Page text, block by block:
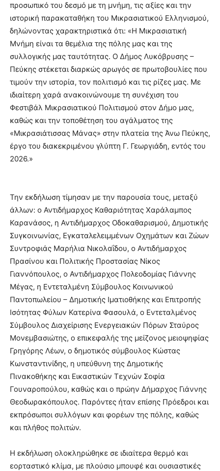
προσωπικό του δεσμό με τη μνήμη, τις αξίες και την
ιστορική παρακαταθήκη του Μικρασιατικού Ελληνισμού,
δηλώνοντας χαρακτηριστικά ότι: «Η Μικρασιατική
Μνήμη είναι τα θεμέλια της πόλης μας και της
συλλογικής μας ταυτότητας. Ο Δήμος Λυκόβρυσης –
Πεύκης στέκεται διαρκώς αρωγός σε πρωτοβουλίες που
τιμούν την ιστορία, τον πολιτισμό και τις ρίζες μας. Με
ιδιαίτερη χαρά ανακοινώνουμε τη συνέχιση του
Φεστιβάλ Μικρασιατικού Πολιτισμού στον Δήμο μας,
καθώς και την τοποθέτηση του αγάλματος της
«Μικρασιάτισσας Μάνας» στην πλατεία της Άνω Πεύκης,
έργο του διακεκριμένου γλύπτη Γ. Γεωργιάδη, εντός του
2026.»
Την εκδήλωση τίμησαν με την παρουσία τους, μεταξύ
άλλων: ο Αντιδήμαρχος Καθαριότητας Χαράλαμπος
Καρανάσος, η Αντιδήμαρχος Οδοκαθαρισμού, Δημοτικής
Συγκοινωνίας, Εγκαταλελειμμένων Οχημάτων και Ζώων
Συντροφιάς Μαρήλια Νικολαΐδου, ο Αντιδήμαρχος
Πρασίνου και Πολιτικής Προστασίας Νίκος
Γιαννόπουλος, ο Αντιδήμαρχος Πολεοδομίας Γιάννης
Μέγας, η Εντεταλμένη Σύμβουλος Κοινωνικού
Παντοπωλείου – Δημοτικής Ιματιοθήκης και Επιτροπής
Ισότητας Φύλων Κατερίνα Φασουλά, ο Εντεταλμένος
Σύμβουλος Διαχείρισης Ενεργειακών Πόρων Σταύρος
Μονεμβασιώτης, ο επικεφαλής της μείζονος μειοψηφίας
Γρηγόρης Λέων, ο δημοτικός σύμβουλος Κώστας
Κωνσταντινίδης, η υπεύθυνη της Δημοτικής
Πινακοθήκης και Εικαστικών Τεχνών Σοφία
Γουναροπούλου, καθώς και ο πρώην Δήμαρχος Γιάννης
Θεοδωρακόπουλος. Παρόντες ήταν επίσης Πρόεδροι και
εκπρόσωποι συλλόγων και φορέων της πόλης, καθώς
και πλήθος πολιτών.
Η εκδήλωση ολοκληρώθηκε σε ιδιαίτερα θερμό και
εορταστικό κλίμα, με πλούσιο μπουφέ και ουσιαστικές